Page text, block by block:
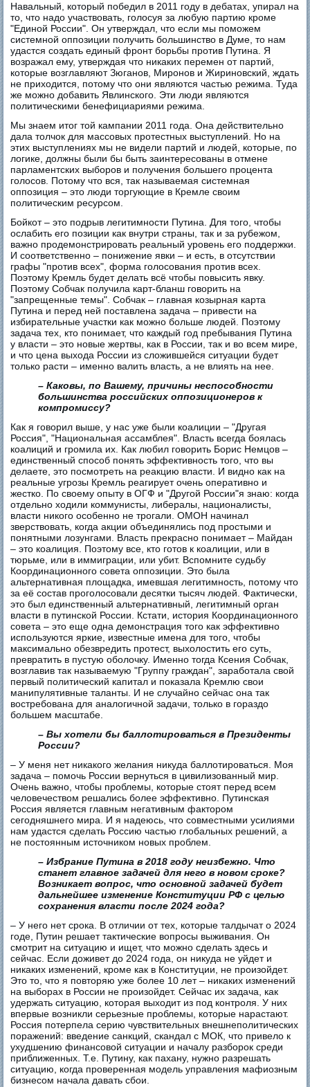
Навальный, который победил в 2011 году в дебатах, упирал на
то, что надо участвовать, голосуя за любую партию кроме
"Единой России". Он утверждал, что если мы поможем
системной оппозиции получить большинство в Думе, то нам
удастся создать единый фронт борьбы против Путина. Я
возражал ему, утверждая что никаких перемен от партий,
которые возглавляют Зюганов, Миронов и Жириновский, ждать
не приходится, потому что они являются частью режима. Туда
же можно добавить Явлинского. Эти люди являются
политическими бенефициариями режима.
Мы знаем итог той кампании 2011 года. Она действительно
дала толчок для массовых протестных выступлений. Но на
этих выступлениях мы не видели партий и людей, которые, по
логике, должны были бы быть заинтересованы в отмене
парламентских выборов и получения большего процента
голосов. Потому что вся, так называемая системная
оппозиция – это люди торгующие в Кремле своим
политическим ресурсом.
Бойкот – это подрыв легитимности Путина. Для того, чтобы
ослабить его позиции как внутри страны, так и за рубежом,
важно продемонстрировать реальный уровень его поддержки.
И соответственно – понижение явки – и есть, в отсутствии
графы "против всех", форма голосования против всех.
Поэтому Кремль будет делать всё чтобы повысить явку.
Поэтому Собчак получила карт-бланш говорить на
"запрещенные темы". Собчак – главная козырная карта
Путина и перед ней поставлена задача – привести на
избирательные участки как можно больше людей. Поэтому
задача тех, кто понимает, что каждый год пребывания Путина
у власти – это новые жертвы, как в России, так и во всем мире,
и что цена выхода России из сложившейся ситуации будет
только расти – именно валить власть, а не влиять на нее.
– Каковы, по Вашему, причины неспособности
большинства российских оппозиционеров к
компромиссу?
Как я говорил выше, у нас уже были коалиции – "Другая
Россия", "Национальная ассамблея". Власть всегда боялась
коалиций и громила их. Как любил говорить Борис Немцов –
единственный способ понять эффективность того, что вы
делаете, это посмотреть на реакцию власти. И видно как на
реальные угрозы Кремль реагирует очень оперативно и
жестко. По своему опыту в ОГФ и "Другой России"я знаю: когда
отдельно ходили коммунисты, либералы, националисты,
власти никого особенно не трогали. ОМОН начинал
зверствовать, когда акции объединялись под простыми и
понятными лозунгами. Власть прекрасно понимает – Майдан
– это коалиция. Поэтому все, кто готов к коалиции, или в
тюрьме, или в иммиграции, или убит. Вспомните судьбу
Координационного совета оппозиции. Это была
альтернативная площадка, имевшая легитимность, потому что
за её состав проголосовали десятки тысяч людей. Фактически,
это был единственный альтернативный, легитимный орган
власти в путинской России. Кстати, история Координационного
совета – это еще одна демонстрация того как эффективно
используются яркие, известные имена для того, чтобы
максимально обезвредить протест, выхолостить его суть,
превратить в пустую оболочку. Именно тогда Ксения Собчак,
возглавив так называемую "Группу граждан", заработала свой
первый политический капитал и показала Кремлю свои
манипулятивные таланты. И не случайно сейчас она так
востребована для аналогичной задачи, только в гораздо
большем масштабе.
– Вы хотели бы баллотироваться в Президенты
России?
– У меня нет никакого желания никуда баллотироваться. Моя
задача – помочь России вернуться в цивилизованный мир.
Очень важно, чтобы проблемы, которые стоят перед всем
человечеством решались более эффективно. Путинская
Россия является главным негативным фактором
сегодняшнего мира. И я надеюсь, что совместными усилиями
нам удастся сделать Россию частью глобальных решений, а
не постоянным источником новых проблем.
– Избрание Путина в 2018 году неизбежно. Что
станет главное задачей для него в новом сроке?
Возникает вопрос, что основной задачей будет
дальнейшее изменение Конституции РФ с целью
сохранения власти после 2024 года?
– У него нет срока. В отличии от тех, которые талдычат о 2024
годе, Путин решает тактические вопросы выживания. Он
смотрит на ситуацию и ищет, что можно сделать здесь и
сейчас. Если доживет до 2024 года, он никуда не уйдет и
никаких изменений, кроме как в Конституции, не произойдет.
Это то, что я повторяю уже более 10 лет – никаких изменений
на выборах в России не произойдет. Сейчас их задача, как
удержать ситуацию, которая выходит из под контроля. У них
впервые возникли серьезные проблемы, которые нарастают.
Россия потерпела серию чувствительных внешнеполитических
поражений: введение санкций, скандал с МОК, что привело к
ухудшению финансовой ситуации и началу разборок среди
приближенных. Т.е. Путину, как пахану, нужно разрешать
ситуацию, когда проверенная модель управления мафиозным
бизнесом начала давать сбои.